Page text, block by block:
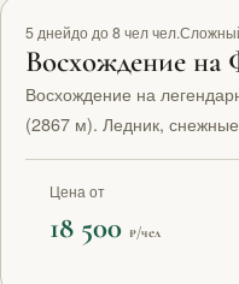
Топ маршрут
5 днейдо до 8 чел чел.
Восхождение
Восхождение на
(2867 м). Ледник,
Цена от
18 500 ₽/чел